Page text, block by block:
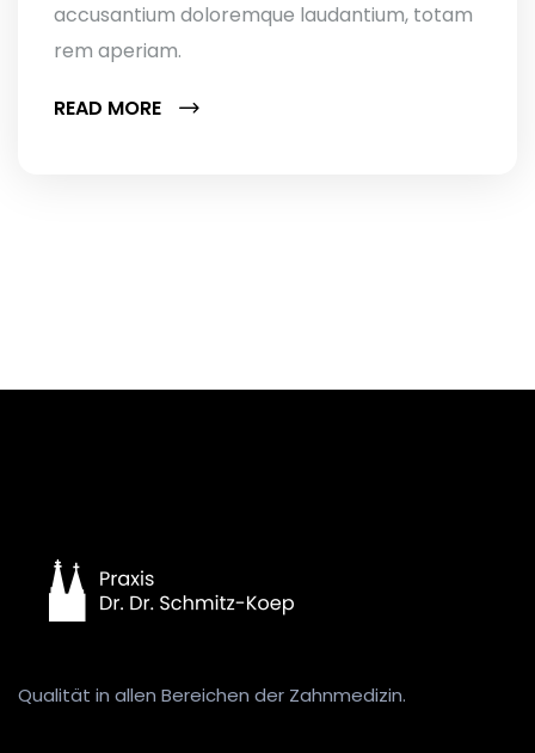
accusantium doloremque laudantium, totam
rem aperiam.
READ MORE
Qualität in allen Bereichen der Zahnmedizin.